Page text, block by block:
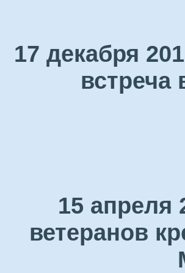
17 декабря
встреча
15 апреля
ветеранов